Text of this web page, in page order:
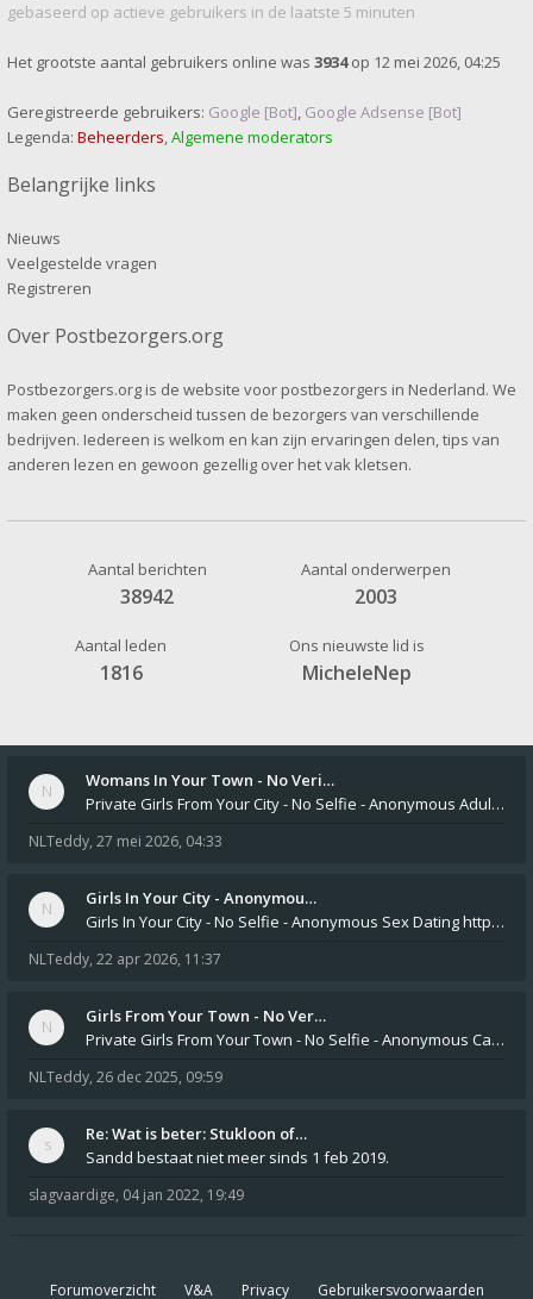
gebaseerd op actieve gebruikers in de laatste 5 minuten
Het grootste aantal gebruikers online was 3934op 12 mei 2026, 04:25
Geregistreerde gebruikers: Google [Bot], Google Adsense [Bot]
Legenda: Beheerders,Algemene moderators
Belangrijke links
Nieuws
Veelgestelde vragen
Registreren
Over Postbezorgers.org
Postbezorgers.org is de website voor postbezorgers in Nederland. We
maken geen onderscheid tussen de bezorgers van verschillende
bedrijven. Iedereen is welkom en kan zijn ervaringen delen, tips van
anderen lezen en gewoon gezellig over het vak kletsen.
Aantal berichten
38942
Aantal onderwerpen
2003
Aantal leden
1816
Ons nieuwste lid is
MicheleNep
Womans In Your Town - No Veri…
Private Girls From Your City - No Selfie - Anonymous Adult Dating https://privatedates.live Private Girls In Your
NLTeddy, 27 mei 2026, 04:33
Girls In Your City - Anonymou…
Girls In Your City - No Selfie - Anonymous Sex Dating https://SecretPrivat.com Womens In Your Town - Anonymous S
NLTeddy, 22 apr 2026, 11:37
Girls From Your Town - No Ver…
Private Girls From Your Town - No Selfie - Anonymous Casual Dating https://PrivateLadyEscorts.com Private Lady In
NLTeddy, 26 dec 2025, 09:59
Re: Wat is beter: Stukloon of…
Sandd bestaat niet meer sinds 1 feb 2019.
slagvaardige, 04 jan 2022, 19:49
Forumoverzicht V&A Privacy Gebruikersvoorwaarden